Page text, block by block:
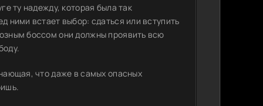
ту надежду, которая была так
ними встает выбор: сдаться или вступить
боссом они должны проявить всю
что даже в самых опасных